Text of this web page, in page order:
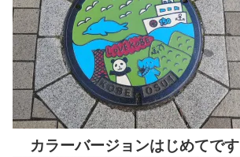
カラーバージョンはじめてです